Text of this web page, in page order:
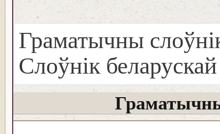
Граматычны
Слоўнік